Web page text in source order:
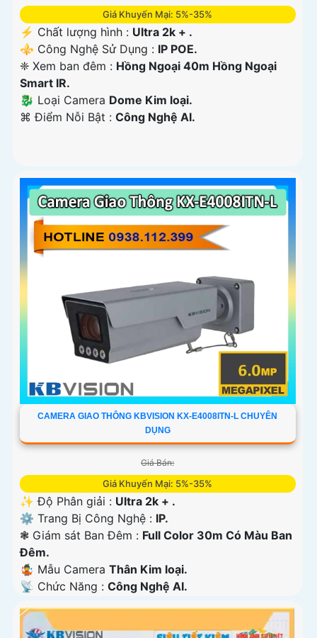
Giá Khuyến Mại: 5%-35%
️⚡ Chất lượng hình : Ultra 2k + .
⚜️ Công Nghệ Sử Dụng : IP POE.
❈ Xem ban đêm : Hồng Ngoại 40m Hồng Ngoại
Smart IR.
🐉️ Loại Camera Dome Kim loại.
️⌘ Điểm Nỗi Bật : Công Nghệ AI.
CAMERA GIAO THÔNG KBVISION KX-E4008ITN-L CHUYÊN
DỤNG
Giá Bán:
Giá Khuyến Mại: 5%-35%
✨ Độ Phân giải : Ultra 2k + .
⚙ Trang Bị Công Nghệ : IP.
❃ Giám sát Ban Đêm : Full Color 30m Có Màu Ban
Ðêm.
🤹 Mẫu Camera Thân Kim loại.
️📡 Chức Năng : Công Nghệ AI.